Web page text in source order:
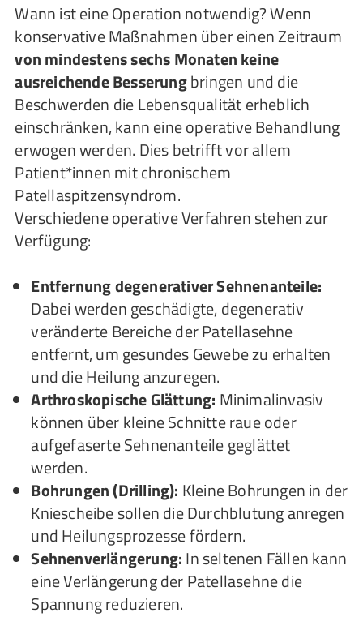
Wann ist eine Operation notwendig? Wenn
konservative Maßnahmen über einen Zeitraum
von mindestens sechs Monaten keine
ausreichende Besserungbringen und die
Beschwerden die Lebensqualität erheblich
einschränken, kann eine operative Behandlung
erwogen werden. Dies betrifft vor allem
Patient*innen mit chronischem
Patellaspitzensyndrom.
Verschiedene operative Verfahren stehen zur
Verfügung:
Entfernung degenerativer Sehnenanteile:
Dabei werden geschädigte, degenerativ
veränderte Bereiche der Patellasehne
entfernt, um gesundes Gewebe zu erhalten
und die Heilung anzuregen.
Arthroskopische Glättung: Minimalinvasiv
können über kleine Schnitte raue oder
aufgefaserte Sehnenanteile geglättet
werden.
Bohrungen (Drilling): Kleine Bohrungen in der
Kniescheibe sollen die Durchblutung anregen
und Heilungsprozesse fördern.
Sehnenverlängerung:In seltenen Fällen kann
eine Verlängerung der Patellasehne die
Spannung reduzieren.